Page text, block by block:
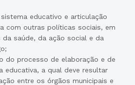
educativo e articulação
com outras políticas sociais, em
da saúde, da ação social e da
do processo de elaboração e de
educativa, a qual deve resultar
entre os órgãos municipais e